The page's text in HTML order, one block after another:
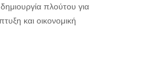
πλούτου για
και οικονομική